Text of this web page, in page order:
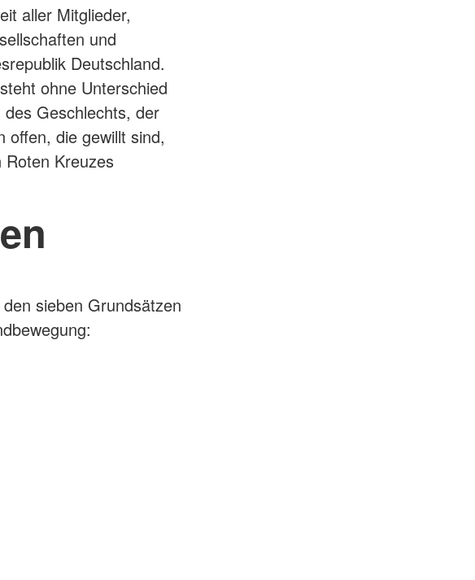
aller Mitglieder,
und
Deutschland.
ohne Unterschied
Geschlechts, der
offen, die gewillt sind,
Kreuzes
sieben Grundsätzen